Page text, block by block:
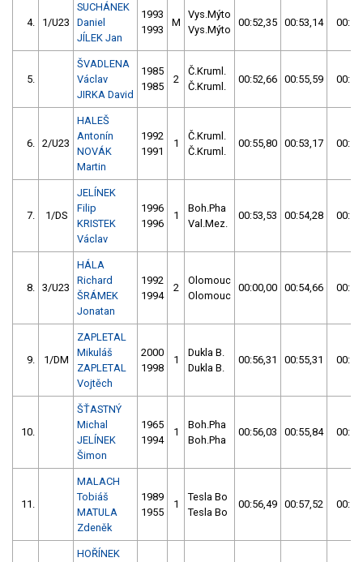
4. 1/U23
SUCHÁNEK
Daniel
JÍLEK Jan
1993
1993
M
Vys.Mýto
Vys.Mýto
00:52,35 00:53,14
5.
ŠVADLENA
Václav
JIRKA David
1985
1985
2
Č.Kruml.
Č.Kruml.
00:52,66 00:55,59
6. 2/U23
HALEŠ
Antonín
NOVÁK
Martin
1992
1991
1
Č.Kruml.
Č.Kruml.
00:55,80 00:53,17
7. 1/DS
JELÍNEK
Filip
KRISTEK
Václav
1996
1996
1
Boh.Pha
Val.Mez.
00:53,53 00:54,28
8. 3/U23
HÁLA
Richard
ŠRÁMEK
Jonatan
1992
1994
2
Olomouc
Olomouc
00:00,00 00:54,66
9. 1/DM
ZAPLETAL
Mikuláš
ZAPLETAL
Vojtěch
2000
1998
1
Dukla B.
Dukla B.
00:56,31 00:55,31
10.
ŠŤASTNÝ
Michal
JELÍNEK
Šimon
1965
1994
1
Boh.Pha
Boh.Pha
00:56,03 00:55,84
11.
MALACH
Tobiáš
MATULA
Zdeněk
1989
1955
1
Tesla Bo
Tesla Bo
00:56,49 00:57,52
HOŘÍNEK